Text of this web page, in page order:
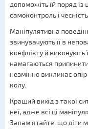
допоможіть їй поряд із
самоконтроль і
Маніпулятивна
звинувачують її в
конфлікту й виконують
намагаються
незмінно викликає
колу.
Кращий вихід з такої
неї, адже всі ці
Запам'ятайте, що діти